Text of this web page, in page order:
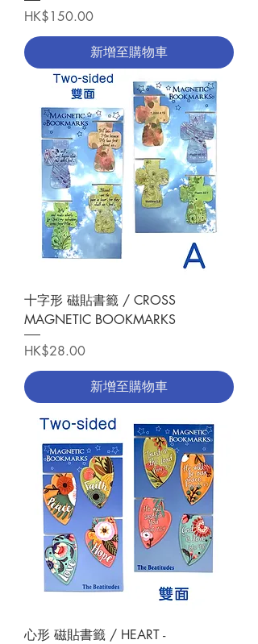
價格
HK$150.00
新增至購物車
十字形 磁貼書籤 / CROSS
MAGNETIC BOOKMARKS
價格
HK$28.00
新增至購物車
心形 磁貼書籤 / HEART -